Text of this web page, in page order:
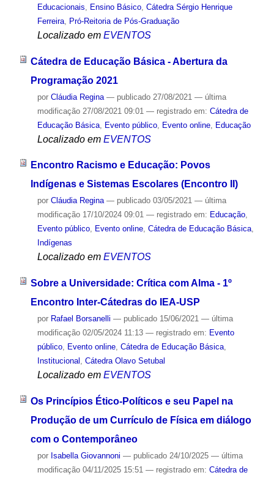
Educacionais
Ensino Básico, Cátedra Sérgio Henrique
Ferreira, Pró-Reitoria de Pós-Graduação
Localizado em EVENTOS
Cátedra de Educação Básica - Abertura da
Programação 2021
por Cláudia Regina — publicado27/08/2021 — última
modificação27/08/2021 09:01 — registrado em: Cátedra de
Educação Básica, Evento público, Evento online, Educação
Localizado em EVENTOS
Encontro Racismo e Educação: Povos
Indígenas e Sistemas Escolares (Encontro II)
por Cláudia Regina — publicado03/05/2021 — última
modificação17/10/2024 09:01 — registrado em: Educação,
Evento público, Evento online, Cátedra de Educação Básica,
Indígenas
Localizado em EVENTOS
Sobre a Universidade: Crítica com Alma - 1º
Encontro Inter-Cátedras do IEA-USP
por Rafael Borsanelli — publicado15/06/2021 — última
modificação02/05/2024 11:13 — registrado em: Evento
público, Evento online, Cátedra de Educação Básica,
Institucional , Cátedra Olavo Setubal
Localizado em EVENTOS
Os Princípios Ético-Políticos e seu Papel na
Produção de um Currículo de Física em diálogo
com o Contemporâneo
por Isabella Giovannoni — publicado24/10/2025 — última
modificação04/11/2025 15:51 — registrado em: Cátedra de